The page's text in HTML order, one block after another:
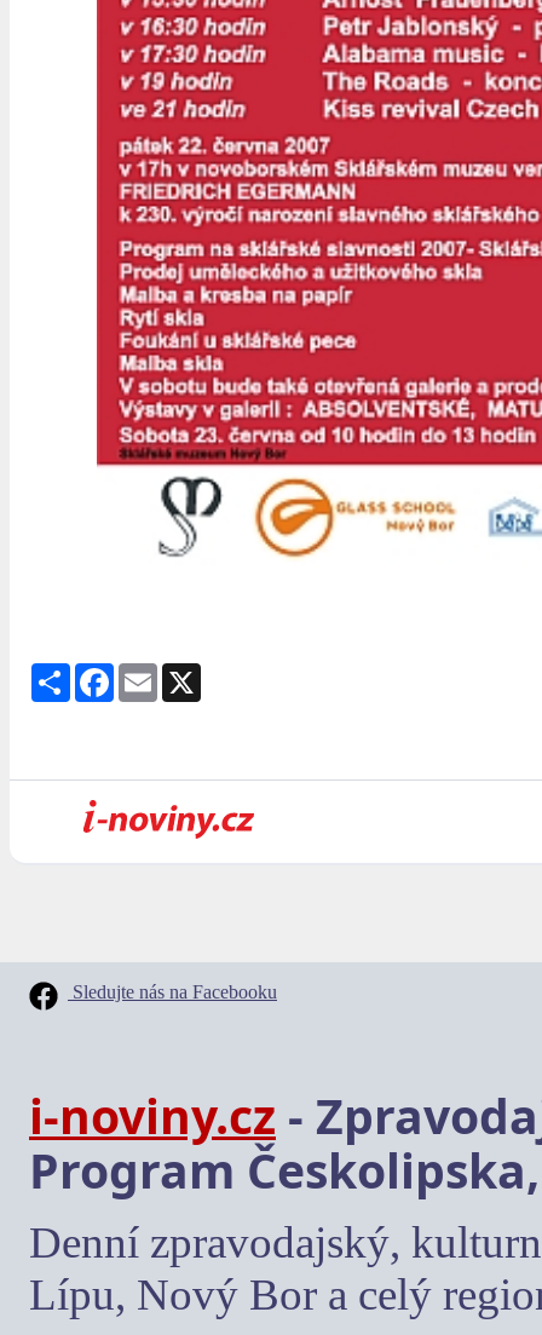
Share Facebook
Email
Sledujte nás na Facebooku
i-noviny.cz -
Program
Denní zpravodajský,
Lípu, Nový Bor a celý